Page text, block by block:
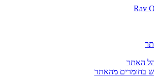
האתר
בחומרים מהאתר